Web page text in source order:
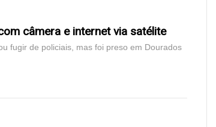
câmera e internet via satélite
fugir de policiais, mas foi preso em Dourados